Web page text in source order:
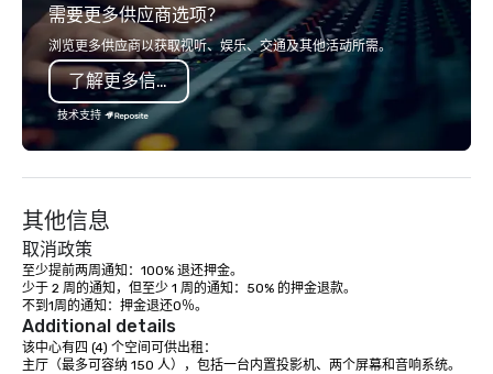
bites completes the Vinyl experience.
and film scenery,
up locations and runways.
from ReadySet Inc. in
needs. We relish the
exceed our client's
teamwork and our
需要更多供应商选项？
浏览更多供应商以获取视听、娱乐、交通及其他活动所需。
了解更多信息
技术支持
其他信息
取消政策
至少提前两周通知：100% 退还押金。
少于 2 周的通知，但至少 1 周的通知：50% 的押金退款。
不到1周的通知：押金退还0％。
Additional details
该中心有四 (4) 个空间可供出租：
主厅（最多可容纳 150 人），包括一台内置投影机、两个屏幕和音响系统。